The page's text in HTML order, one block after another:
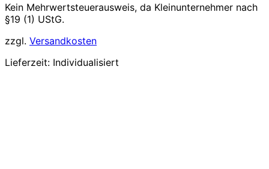
Kein Mehrwertsteuerausweis, da Kleinunternehmer nach
§19 (1) UStG.
zzgl. Versandkosten
Lieferzeit: Individualisiert